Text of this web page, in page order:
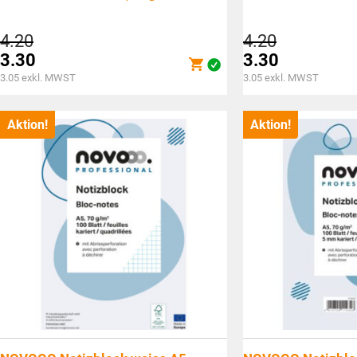
4.20Ursprünglicher
Preis
war:
3.30
Aktueller
ist:
CHF3.30.
3.05 exkl. MWST
4.20
Preis
war:
3.30
Aktueller
ist:
CHF3.30.
3.05 exkl. MWST
Aktion! Aktion!